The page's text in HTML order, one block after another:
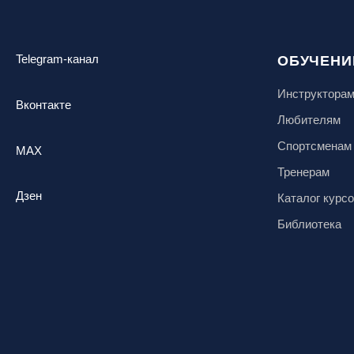
Сочи, ГК «Роза Хутор»
Узбекистан, ГКЛЦ «Amirsoy»
Telegram-канал
Вконтакте
MAX
Дзен
Инструкторам
Любителям
Спортсменам
Тренерам
Каталог
Библиотека